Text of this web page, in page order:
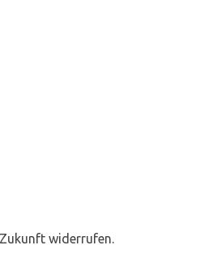
widerrufen.